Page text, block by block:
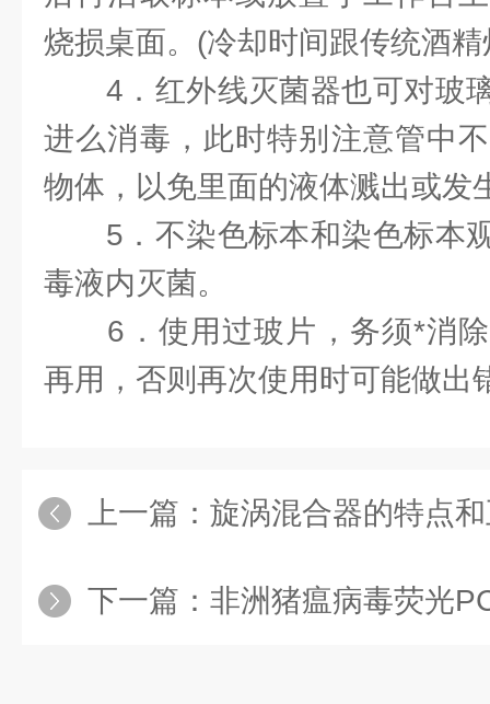
烧损桌面。(冷却时间跟传统酒
4．红外线灭菌器也可对玻
进么消毒，此时特别注意管中
物体，以免里面的液体溅出或发
5．不染色标本和染色标本
毒液内灭菌。
6．使用过玻片，务须*消除
再用，否则再次使用时可能做出
上一篇： 旋涡混合器的特点
下一篇： 非洲猪瘟病毒荧光